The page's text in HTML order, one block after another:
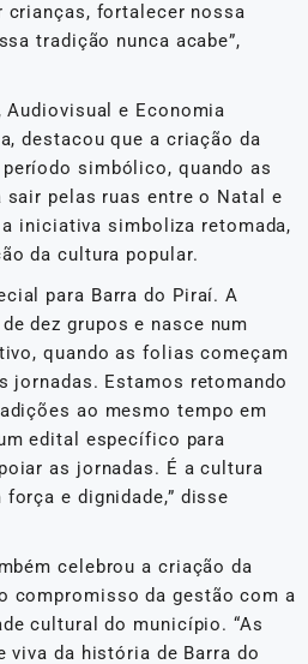
crianças, fortalecer nossa
tradição nunca acabe”,
e Economia
destacou que a criação da
simbólico, quando as
pelas ruas entre o Natal e
iniciativa simboliza retomada,
da cultura popular.
para Barra do Piraí. A
dez grupos e nasce num
quando as folias começam
jornadas. Estamos retomando
ao mesmo tempo em
edital específico para
as jornadas. É a cultura
e dignidade,” disse
celebrou a criação da
compromisso da gestão com a
cultural do município. “As
viva da história de Barra do